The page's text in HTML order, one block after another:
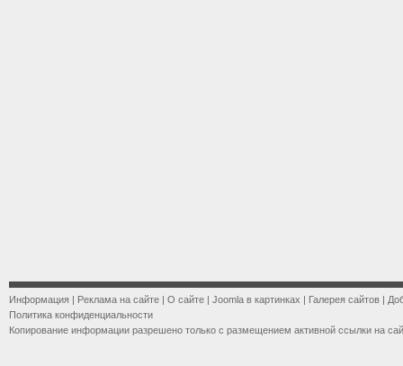
Информация | Реклама на сайте | О сайте | Joomla в картинках | Галерея сайтов |
Политика конфиденциальности
Копирование информации разрешено только с размещением активной ссылки на